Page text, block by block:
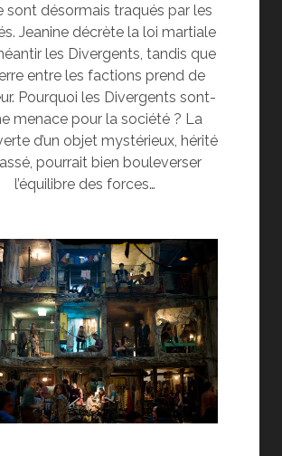
sont désormais traqués par les
Jeanine décrète la loi martiale
les Divergents, tandis que
entre les factions prend de
Pourquoi les Divergents sont-
menace pour la société ? La
d’un objet mystérieux, hérité
pourrait bien bouleverser
l’équilibre des forces…